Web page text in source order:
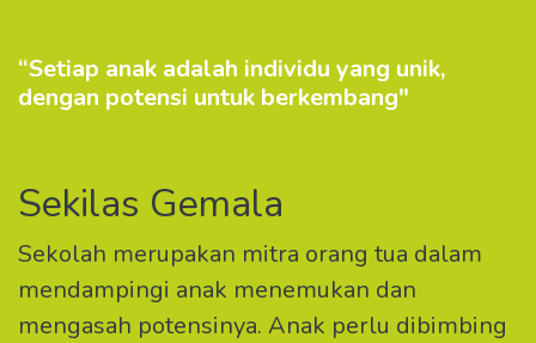
Sekilas Gemala
Sekolah merupakan mitra orang tua dalam
mendampingi anak menemukan dan
mengasah potensinya. Anak perlu dibimbing
“Setiap anak adalah individu yang unik,
dengan potensi untuk berkembang"